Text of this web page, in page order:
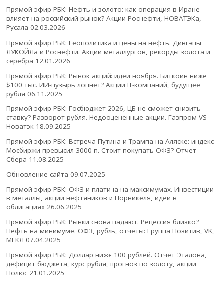
Прямой эфир РБК: Нефть и золото: как операция в Иране
влияет на российский рынок? Акции Роснефти, НОВАТЭКа,
Русала 02.03.2026
Прямой эфир РБК: Геополитика и цены на нефть. Дивгэпы
ЛУКОЙЛа и Роснефти. Акции металлургов, рекорды золота и
серебра 12.01.2026
Прямой эфир РБК: Рынок акций: идеи ноября. Биткоин ниже
$100 тыс. ИИ-пузырь лопнет? Акции IT-компаний, будущее
рубля 06.11.2025
Прямой эфир РБК: Госбюджет 2026, ЦБ не сможет снизить
ставку? Разворот рубля. Недооцененные акции. Газпром VS
Новатэк 18.09.2025
Прямой эфир РБК: Встреча Путина и Трампа на Аляске: индекс
Мосбиржи превысил 3000 п. Стоит покупать ОФЗ? Отчет
Сбера 11.08.2025
Обновление сайта 09.07.2025
Прямой эфир РБК: ОФЗ и платина на максимумах. Инвестиции
в металлы, акции нефтяников и Норникеля, идеи в
облигациях 26.06.2025
Прямой эфир РБК: Рынки снова падают. Рецессия близко?
Нефть на минимуме. ОФЗ, рубль, отчеты: Группа Позитив, VK,
МГКЛ 07.04.2025
Прямой эфир РБК: Доллар ниже 100 рублей. Отчёт Эталона,
дефицит бюджета, курс рубля, прогноз по золоту, акции
Полюс 21.01.2025